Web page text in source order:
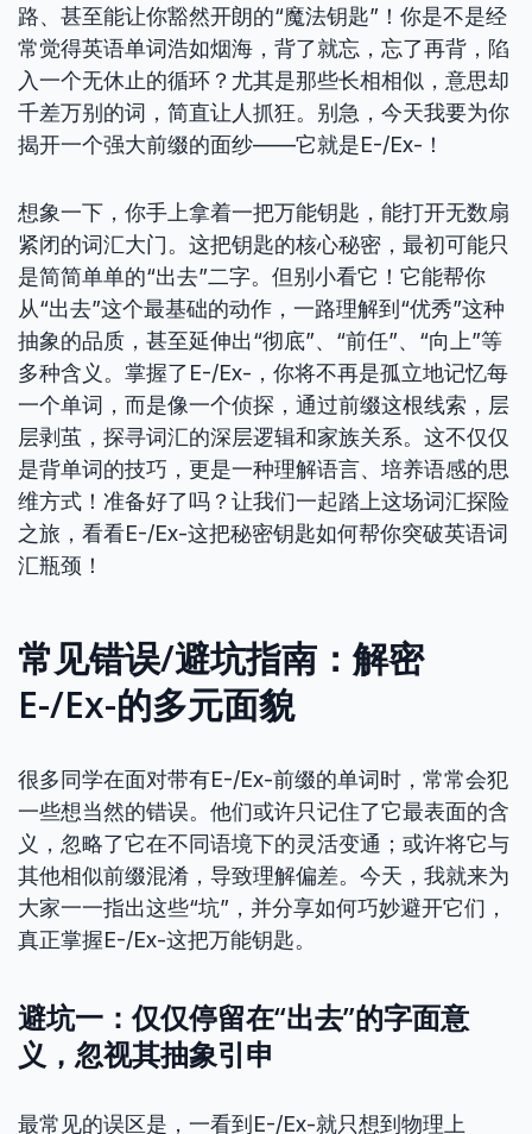
路、甚至能让你豁然开朗的“魔法钥匙”！你是不是经
常觉得英语单词浩如烟海，背了就忘，忘了再背，陷
入一个无休止的循环？尤其是那些长相相似，意思却
千差万别的词，简直让人抓狂。别急，今天我要为你
揭开一个强大前缀的面纱——它就是E-/Ex-！
想象一下，你手上拿着一把万能钥匙，能打开无数扇
紧闭的词汇大门。这把钥匙的核心秘密，最初可能只
是简简单单的“出去”二字。但别小看它！它能帮你
从“出去”这个最基础的动作，一路理解到“优秀”这种
抽象的品质，甚至延伸出“彻底”、“前任”、“向上”等
多种含义。掌握了E-/Ex-，你将不再是孤立地记忆每
一个单词，而是像一个侦探，通过前缀这根线索，层
层剥茧，探寻词汇的深层逻辑和家族关系。这不仅仅
是背单词的技巧，更是一种理解语言、培养语感的思
维方式！准备好了吗？让我们一起踏上这场词汇探险
之旅，看看E-/Ex-这把秘密钥匙如何帮你突破英语词
汇瓶颈！
常见错误/避坑指南：解密
E-/Ex-的多元面貌
很多同学在面对带有E-/Ex-前缀的单词时，常常会犯
一些想当然的错误。他们或许只记住了它最表面的含
义，忽略了它在不同语境下的灵活变通；或许将它与
其他相似前缀混淆，导致理解偏差。今天，我就来为
大家一一指出这些“坑”，并分享如何巧妙避开它们，
真正掌握E-/Ex-这把万能钥匙。
避坑一：仅仅停留在“出去”的字面意
义，忽视其抽象引申
最常见的误区是，一看到E-/Ex-就只想到物理上